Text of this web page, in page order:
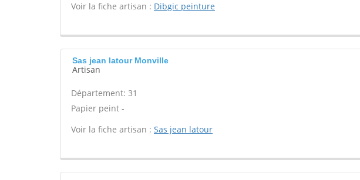
Voir la fiche artisan : Dibgic peinture
Sas jean latour Monville
Artisan
Département: 31
Papier peint -
Voir la fiche artisan : Sas jean latour